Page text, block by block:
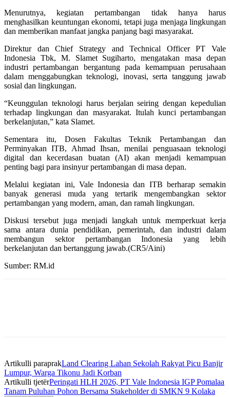
Menurutnya, kegiatan pertambangan tidak hanya harus
menghasilkan keuntungan ekonomi, tetapi juga menjaga lingkungan
dan memberikan manfaat jangka panjang bagi masyarakat.
Direktur dan Chief Strategy and Technical Officer PT Vale
Indonesia Tbk, M. Slamet Sugiharto, mengatakan masa depan
industri pertambangan bergantung pada kemampuan perusahaan
dalam menggabungkan teknologi, inovasi, serta tanggung jawab
sosial dan lingkungan.
“Keunggulan teknologi harus berjalan seiring dengan kepedulian
terhadap lingkungan dan masyarakat. Itulah kunci pertambangan
berkelanjutan,” kata Slamet.
Sementara itu, Dosen Fakultas Teknik Pertambangan dan
Perminyakan ITB, Ahmad Ihsan, menilai penguasaan teknologi
digital dan kecerdasan buatan (AI) akan menjadi kemampuan
penting bagi para insinyur pertambangan di masa depan.
Melalui kegiatan ini, Vale Indonesia dan ITB berharap semakin
banyak generasi muda yang tertarik mengembangkan sektor
pertambangan yang modern, aman, dan ramah lingkungan.
Diskusi tersebut juga menjadi langkah untuk memperkuat kerja
sama antara dunia pendidikan, pemerintah, dan industri dalam
membangun sektor pertambangan Indonesia yang lebih
berkelanjutan dan bertanggung jawab.(CR5/Aini)
Sumber: RM.id
Artikulli paraprakLand Clearing Lahan Sekolah Rakyat Picu Banjir
Lumpur, Warga Tikonu Jadi Korban
Artikulli tjetërPeringati HLH 2026, PT Vale Indonesia IGP Pomalaa
Tanam Puluhan Pohon Bersama Stakeholder di SMKN 9 Kolaka